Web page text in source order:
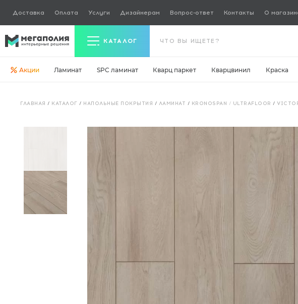
Доставка Оплата Услуги Дизайнерам Вопрос-ответ Контакты О
КАТАЛОГ
Ковровая плитка
Паркетная доска
Инженерная доска
Акции Ламинат SPC ламинат Кварц паркет Кварцвинил Краска
ГЛАВНАЯ / КАТАЛОГ / НАПОЛЬНЫЕ ПОКРЫТИЯ / ЛАМИНАТ / KRONOSPAN / ULTRAFLOOR /